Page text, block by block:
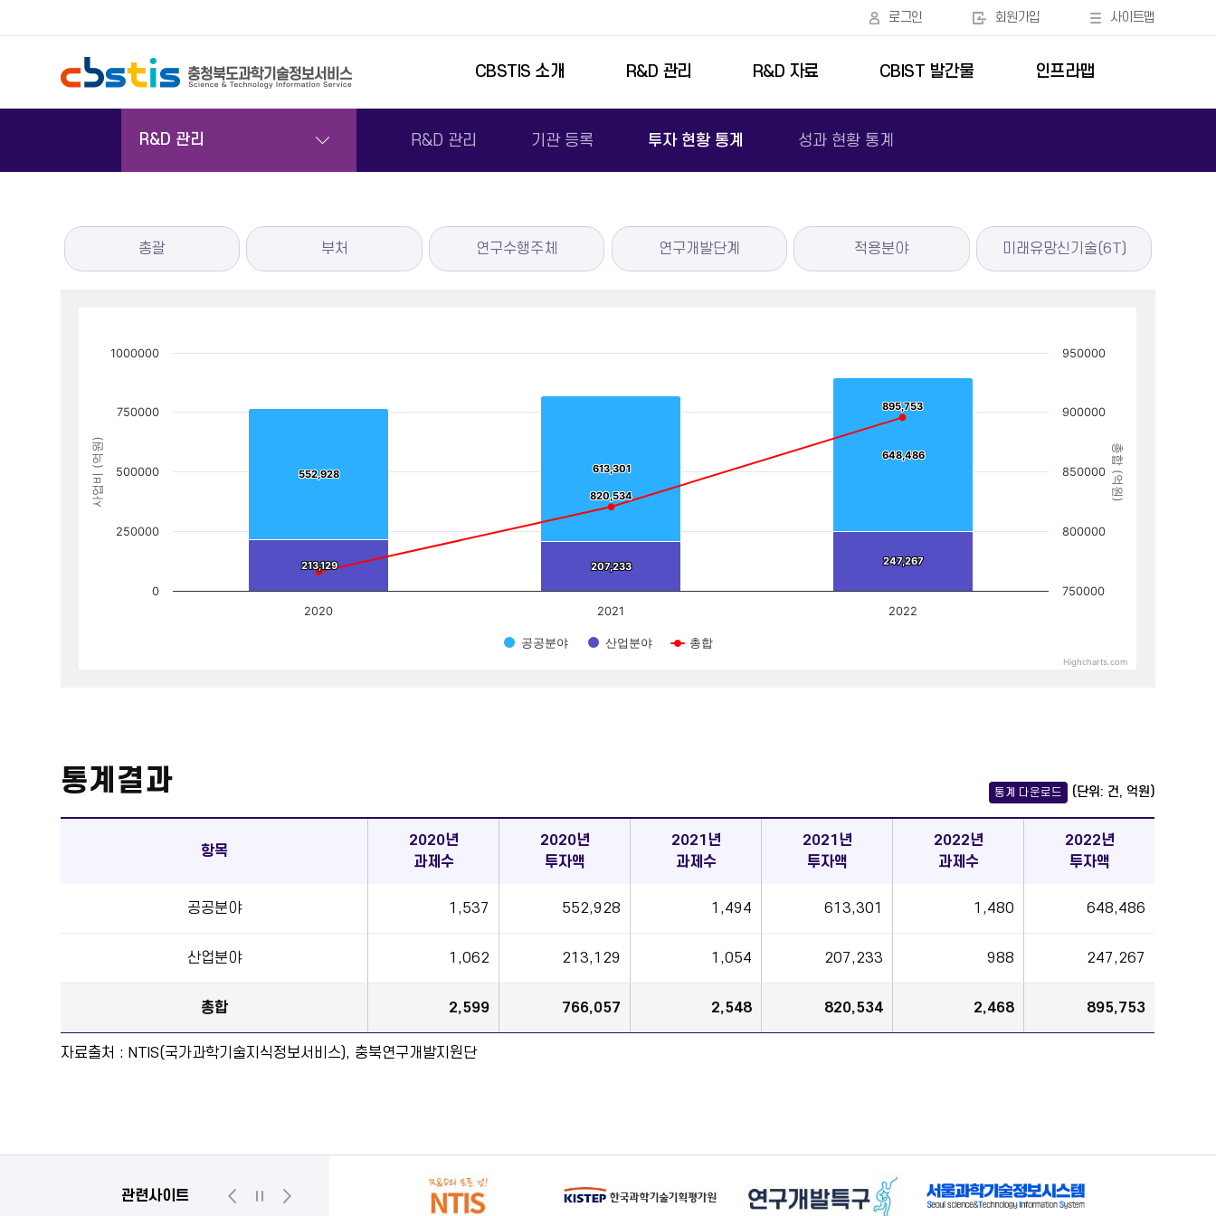
로그인 회원가입 사이트맵
CBSTIS 소개 R&D 관리 R&D 자료 CBIST 발간물 인프라맵
R&D 관리 R&D 관리 기관 등록 투자 현황 통계 성과 현황 통계
총괄 부처 연구수행주체 연구개발단계 적용분야 미래유망신기술(6T)
사업비 (억원) 총합 (억원)
552,928
552,928 613,301
613,301
648,486
648,486
213,129
213,129 207,233
207,233 247,267
247,267
820,534
820,534
895,753
895,753
공공분야 산업분야 총합
2020 2021 2022
0
250000
500000
750000
1000000
750000
800000
850000
900000
950000
Highcharts.com
통계결과 통계 다운로드 (단위: 건, 억원)
항목
2020년
과제수
2020년
투자액
2021년
과제수
2021년
투자액
2022년
과제수
2022년
투자액
공공분야 1,537 552,928 1,494 613,301 1,480 648,486
산업분야 1,062 213,129 1,054 207,233 988 247,267
총합 2,599 766,057 2,548 820,534 2,468 895,753
자료출처 : NTIS(국가과학기술지식정보서비스), 충북연구개발지원단
관련사이트